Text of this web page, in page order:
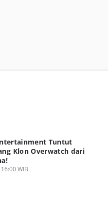
Tuntut
Klon Overwatch dari
WIB